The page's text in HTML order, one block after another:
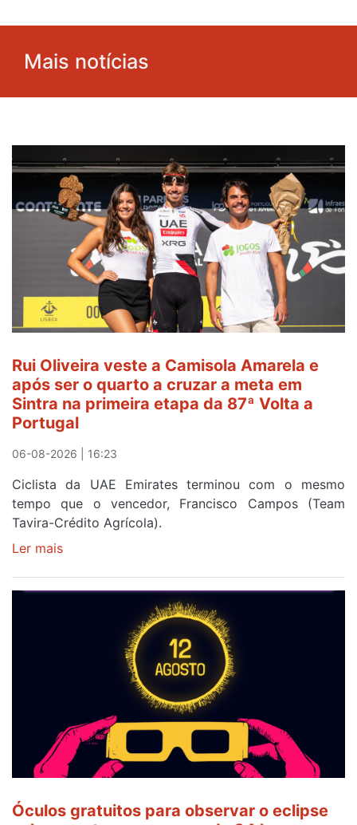
Mais notícias
Rui Oliveira veste a Camisola Amarela e
após ser o quarto a cruzar a meta em
Sintra na primeira etapa da 87ª Volta a
Portugal
06-08-2026 | 16:23
Ciclista da UAE Emirates terminou com o mesmo
tempo que o vencedor, Francisco Campos (Team
Tavira-Crédito Agrícola).
Ler mais
Oliveira
ser
o
quarto
a
a
Óculos gratuitos para observar o eclipse